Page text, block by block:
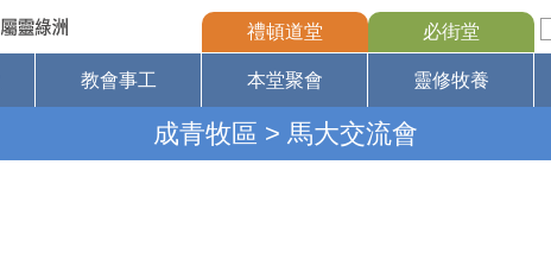
禮頓道堂 必街堂
教會事工 本堂聚會 靈修牧養
成青牧區 > 馬大交流會